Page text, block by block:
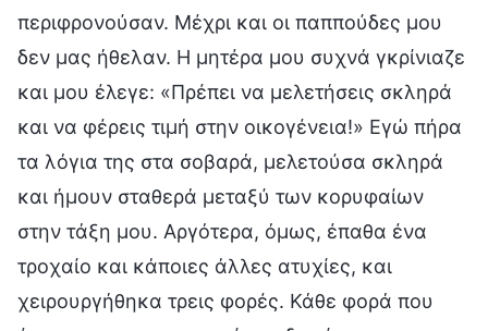
περιφρονούσαν. Μέχρι και οι παππούδες μου
δεν μας ήθελαν. Η μητέρα μου συχνά γκρίνιαζε
και μου έλεγε: «Πρέπει να μελετήσεις σκληρά
και να φέρεις τιμή στην οικογένεια!» Εγώ πήρα
τα λόγια της στα σοβαρά, μελετούσα σκληρά
και ήμουν σταθερά μεταξύ των κορυφαίων
στην τάξη μου. Αργότερα, όμως, έπαθα ένα
τροχαίο και κάποιες άλλες ατυχίες, και
χειρουργήθηκα τρεις φορές. Κάθε φορά που